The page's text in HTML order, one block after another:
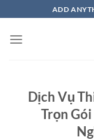
qua
nội
ADD
Dịch Vụ
Trọn